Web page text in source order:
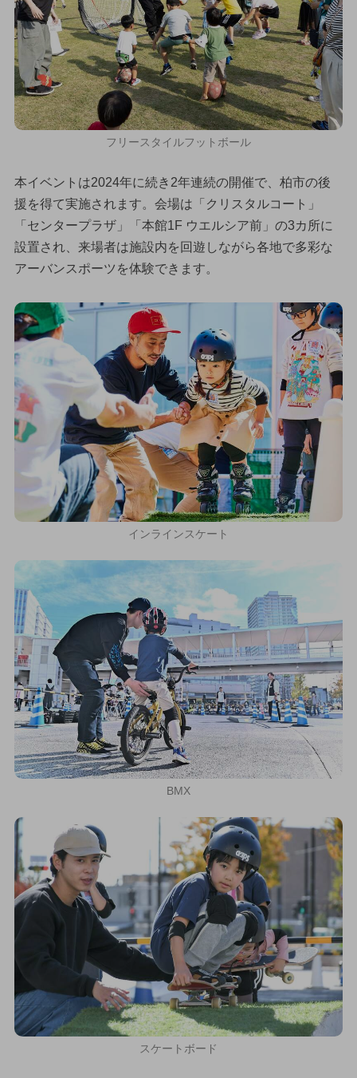
フリースタイルフットボール
本イベントは2024年に続き2年連続の開催で、柏市の後
援を得て実施されます。会場は「クリスタルコート」
「センタープラザ」「本館1F ウエルシア前」の3カ所に
設置され、来場者は施設内を回遊しながら各地で多彩な
アーバンスポーツを体験できます。
インラインスケート
BMX
スケートボード